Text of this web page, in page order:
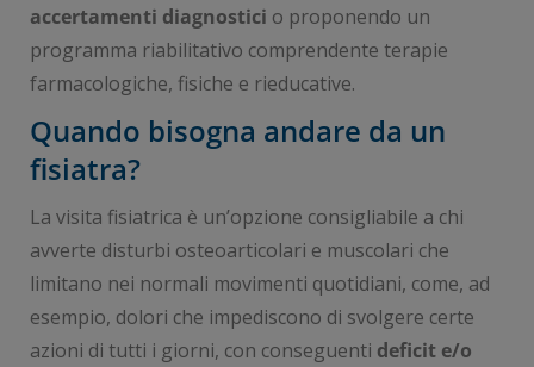
accertamenti diagnostici o proponendo un
programma riabilitativo comprendente terapie
farmacologiche, fisiche e rieducative.
Quando bisogna andare da un
fisiatra?
La visita fisiatrica è un’opzione consigliabile a chi
avverte disturbi osteoarticolari e muscolari che
limitano nei normali movimenti quotidiani, come, ad
esempio, dolori che impediscono di svolgere certe
azioni di tutti i giorni, con conseguenti deficit e/o